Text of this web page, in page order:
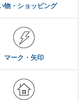
物・ショッピング
マーク・矢印